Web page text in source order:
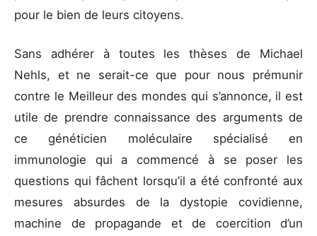
pour le bien de leurs citoyens.
Sans adhérer à toutes les thèses de Michael
Nehls, et ne serait-ce que pour nous prémunir
contre le Meilleur des mondes qui s’annonce, il est
utile de prendre connaissance des arguments de
ce généticien moléculaire spécialisé en
immunologie qui a commencé à se poser les
questions qui fâchent lorsqu’il a été confronté aux
mesures absurdes de la dystopie covidienne,
machine de propagande et de coercition d’un